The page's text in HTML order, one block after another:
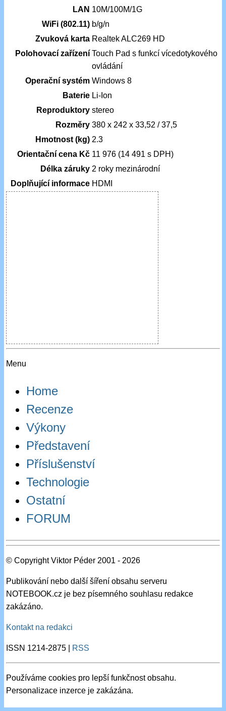
LAN 10M/100M/1G
WiFi (802.11) b/g/n
Zvuková karta Realtek ALC269 HD
Polohovací zařízení Touch Pad s funkcí vícedotykového
ovládání
Operační systém Windows 8
Baterie Li-Ion
Reproduktory stereo
Rozměry 380 x 242 x 33,52 / 37,5
Hmotnost (kg) 2.3
Orientační cena Kč 11 976 (14 491 s DPH)
Délka záruky 2 roky mezinárodní
Doplňující informace HDMI
Menu
Home
Recenze
Výkony
Představení
Příslušenství
Technologie
Ostatní
FORUM
© Copyright Viktor Péder 2001 - 2026
Publikování nebo další šíření obsahu serveru
NOTEBOOK.cz je bez písemného souhlasu redakce
zakázáno.
Kontakt na redakci
ISSN 1214-2875 | RSS
Používáme cookies pro lepší funkčnost obsahu.
Personalizace inzerce je zakázána.